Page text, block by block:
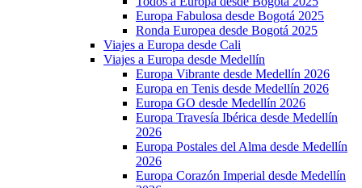
Europa Fabulosa desde Bogotá 2025
Ronda Europea desde Bogotá 2025
Viajes a Europa desde Cali
Viajes a Europa desde Medellín
Europa Vibrante desde Medellín 2026
Europa en Tenis desde Medellín 2026
Europa GO desde Medellín 2026
Europa Travesía Ibérica desde Medellín
2026
Europa Postales del Alma desde Medellín
2026
Europa Corazón Imperial desde Medellín